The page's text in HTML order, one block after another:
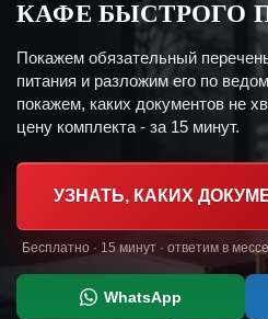
КАФЕ БЫСТРОГО
Покажем обязательный
питания и разложим его по
покажем, каких документов не
цену комплекта - за 15 минут.
УЗНАТЬ, КАКИХ
Бесплатно · 15 минут · ответим в
WhatsApp